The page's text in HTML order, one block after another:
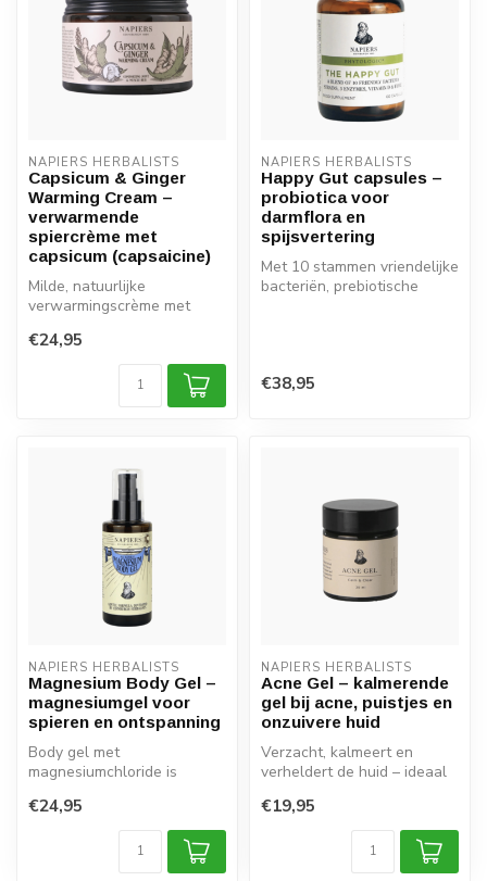
NAPIERS HERBALISTS
Capsicum & Ginger
Warming Cream –
verwarmende
spiercrème met
capsicum (capsaicine)
Milde, natuurlijke
verwarmingscrème met
bedoeld om spieren e...
€24,95
NAPIERS HERBALISTS
Happy Gut capsules –
probiotica voor
darmflora en
spijsvertering
Met 10 stammen vriendelijke
bacteriën, prebiotische
€38,95
NAPIERS HERBALISTS
Magnesium Body Gel –
magnesiumgel voor
spieren en ontspanning
Body gel met
magnesiumchloride is
zeebodem van Zechstein
€24,95
NAPIERS HERBALISTS
Acne Gel – kalmerende
gel bij acne, puistjes en
onzuivere huid
Verzacht, kalmeert en
verheldert de huid – ideaal
en...
€19,95